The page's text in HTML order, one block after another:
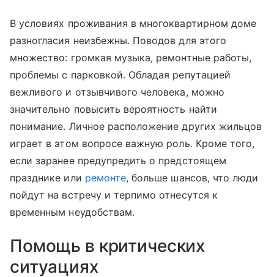
В условиях проживания в многоквартирном доме
разногласия неизбежны. Поводов для этого
множество: громкая музыка, ремонтные работы,
проблемы с парковкой. Обладая репутацией
вежливого и отзывчивого человека, можно
значительно повысить вероятность найти
понимание. Личное расположение других жильцов
играет в этом вопросе важную роль. Кроме того,
если заранее предупредить о предстоящем
празднике или ремонте, больше шансов, что люди
пойдут на встречу и терпимо отнесутся к
временным неудобствам.
Помощь в критических
ситуациях